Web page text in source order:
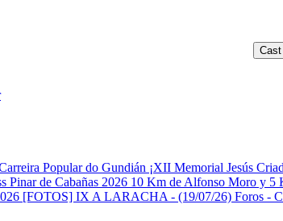
Popular do Gundián ¡XII Memorial Jesús
Pinar de Cabañas 2026 10 Km de Alfonso Moro y 5
[FOTOS] IX A LARACHA - (19/07/26) Foros -